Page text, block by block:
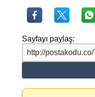
Sayfayı paylaş: